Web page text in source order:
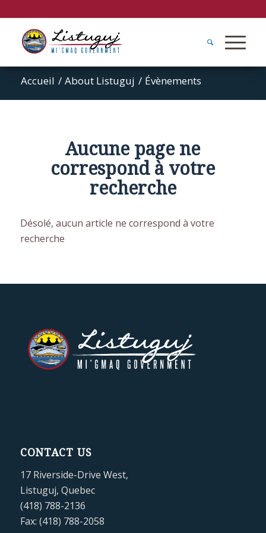
Accueil / About Listuguj / Évènements
Aucune page ne
correspond à votre
recherche
Désolé, aucun article ne correspond à votre
recherche
CONTACT US
17 Riverside-Drive West,
Listuguj, Quebec
(418) 788-2136
Fax: (418) 788-2058